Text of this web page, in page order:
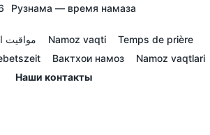
Рузнама — время намаза
مواقيت Namoz vaqti
Temps de prière
Вактхои намоз
Namoz vaqtlari
Наши контакты